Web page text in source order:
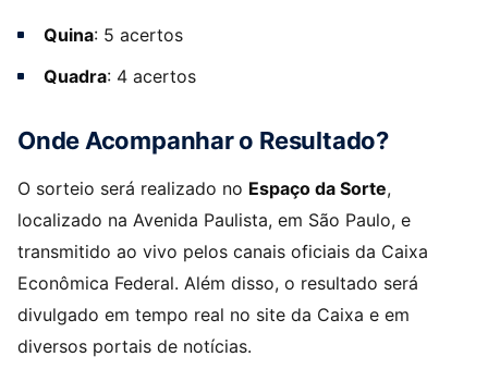
Quina: 5 acertos
Quadra: 4 acertos
Onde Acompanhar o Resultado?
O sorteio será realizado no Espaço da Sorte,
localizado na Avenida Paulista, em São Paulo, e
transmitido ao vivo pelos canais oficiais da Caixa
Econômica Federal. Além disso, o resultado será
divulgado em tempo real no site da Caixa e em
diversos portais de notícias.